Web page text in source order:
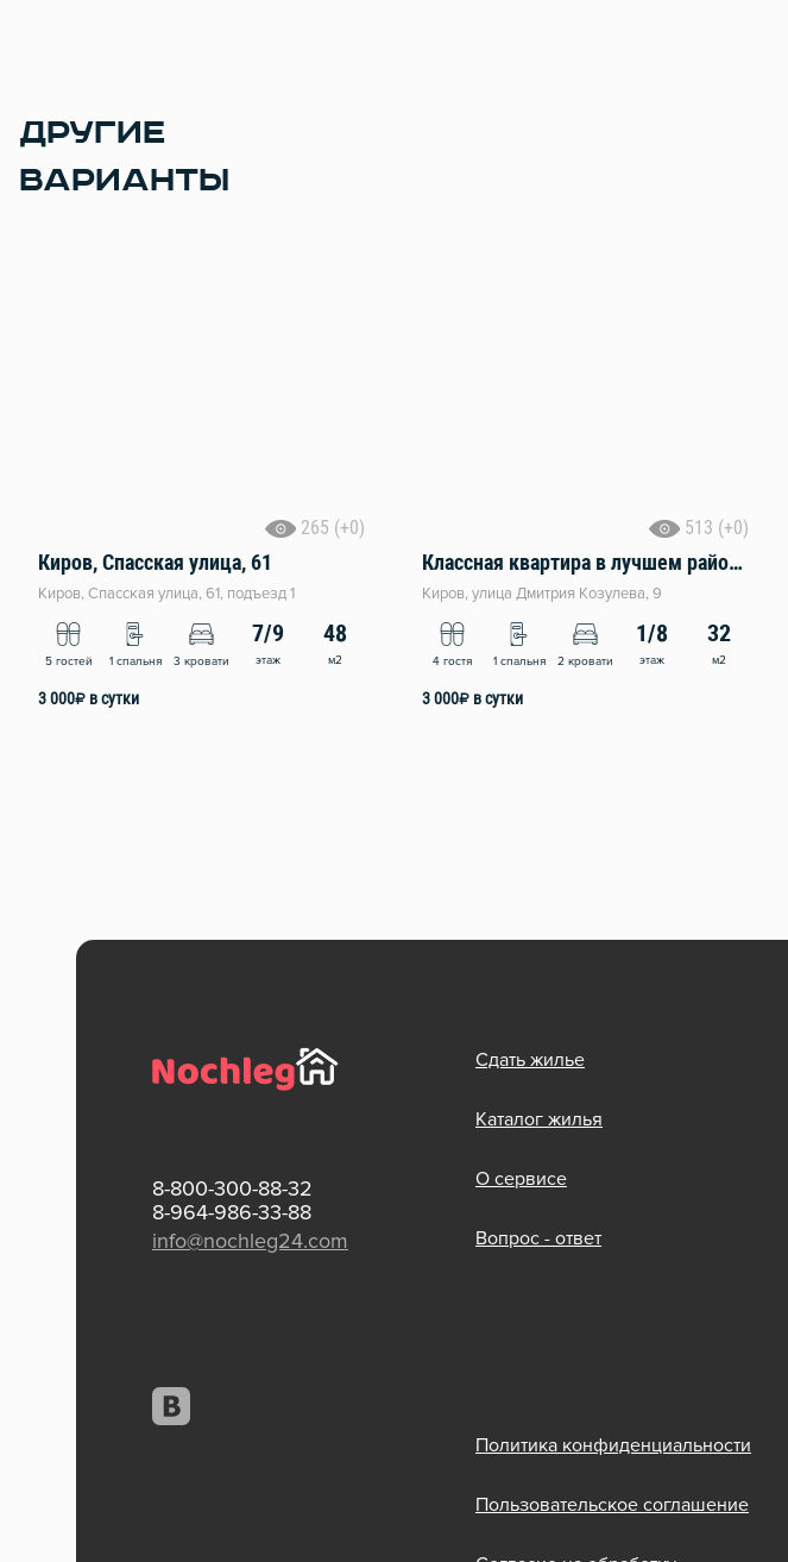
ДРУГИЕ
ВАРИАНТЫ
265 (+0)
Киров, Спасская улица, 61
Киров, Спасская улица, 61, подъезд 1
5 гостей 1 спальня 3 кровати
7/9
этаж
48
м2
3 000₽ в сутки
513 (+0)
Классная квартира в лучшeм paйoнe "Знaк"
Киров, улица Дмитрия Козулева, 9
4 гостя 1 спальня 2 кровати
1/8
этаж
32
м2
3 000₽ в сутки
8-800-300-88-32
8-964-986-33-88
info@nochleg24.com
Сдать жилье
Каталог жилья
О сервисе
Вопрос - ответ
Политика конфиденциальности
Пользовательское соглашение